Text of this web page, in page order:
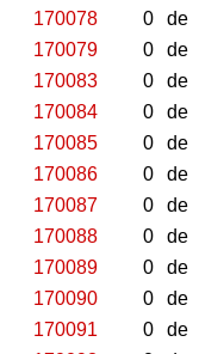
170078
0 de
170079
0 de
170083
0 de
170084
0 de
170085
0 de
170086
0 de
170087
0 de
170088
0 de
170089
0 de
170090
0 de
170091
0 de